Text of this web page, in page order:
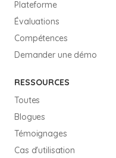
Plateforme
Évaluations
Compétences
Demander une démo
RESSOURCES
Toutes
Blogues
Témoignages
Cas d'utilisation